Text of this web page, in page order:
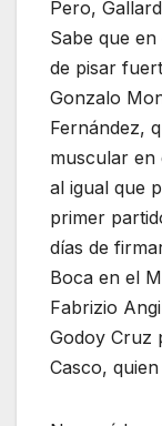
Pero,
Sabe que
de pisar
Gonzalo
Fernández,
muscular en
al igual que
primer
días de
Boca en el
Fabrizio
Godoy Cruz
Casco,